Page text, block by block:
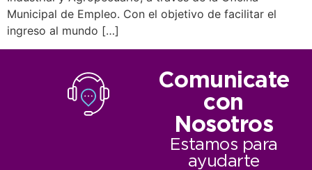
Municipal de Empleo. Con el objetivo de facilitar el
ingreso al mundo […]
Comunicate
con
Nosotros
Estamos para
ayudarte